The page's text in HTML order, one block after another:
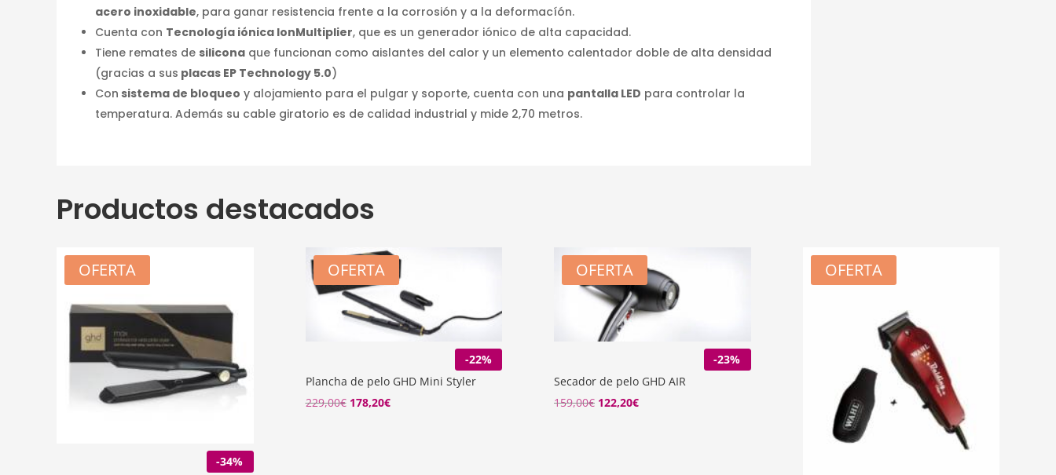
acero inoxidable, para ganar resistencia frente a la corrosión y a la deformacíón.
Cuenta con Tecnología iónica IonMultiplier, que es un generador iónico de alta capacidad.
Tiene remates de silicona que funcionan como aislantes del calor y un elemento calentador doble de alta densidad
(gracias a sus placas EP Technology 5.0)
Con sistema de bloqueo y alojamiento para el pulgar y soporte, cuenta con una pantalla LED para controlar la
temperatura. Además su cable giratorio es de calidad industrial y mide 2,70 metros.
Productos destacados
OFERTA
-34%
OFERTA
-22%
Plancha de pelo GHD Mini Styler
229,00€ El
178,20€El
OFERTA
-23%
Secador de pelo GHD AIR
159,00€ El
122,20€El
OFERTA